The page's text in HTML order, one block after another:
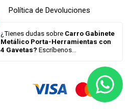
Política de Devoluciones
¿Tienes dudas sobre Carro Gabinete
Metálico Porta-Herramientas con
4 Gavetas? Escríbenos...